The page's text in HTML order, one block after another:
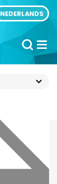
NEDERLANDS